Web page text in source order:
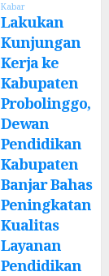
Kabar
Lakukan
Kunjungan
Kerja ke
Kabupaten
Probolinggo,
Dewan
Pendidikan
Kabupaten
Banjar Bahas
Peningkatan
Kualitas
Layanan
Pendidikan